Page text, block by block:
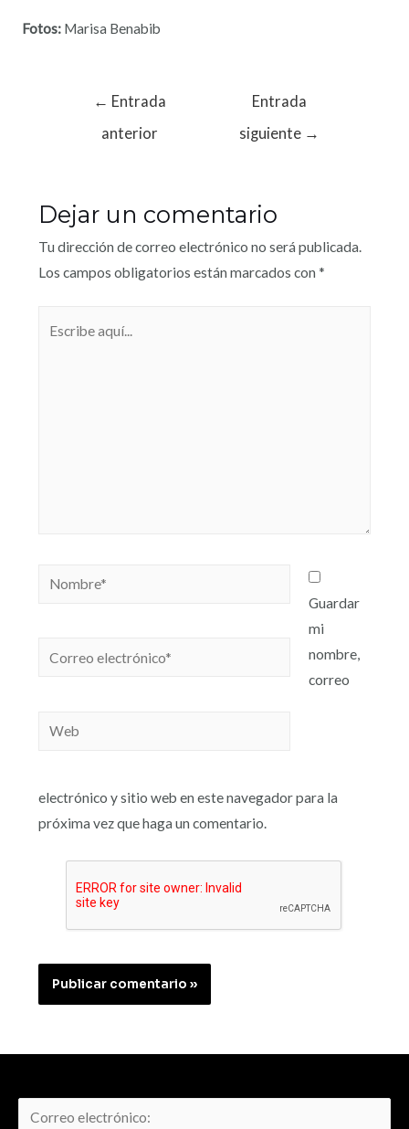
Fotos: Marisa Benabib
← Entrada
anterior
Entrada
siguiente →
Dejar un comentario
Tu dirección de correo electrónico no será publicada.
Los campos obligatorios están marcados con *
Guardar
mi
nombre,
correo
electrónico y sitio web en este navegador para la
próxima vez que haga un comentario.